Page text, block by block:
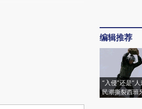
编辑推荐
“入侵”还是“
民潮撕裂西班